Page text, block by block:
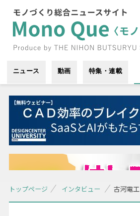
ニュース 動画 特集・連載
トップページ インタビュー 古河電